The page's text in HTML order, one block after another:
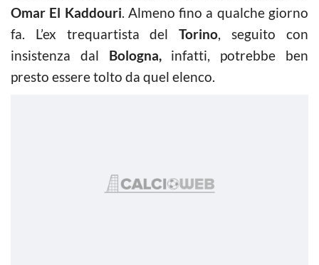
Omar El Kaddouri. Almeno fino a qualche giorno
fa. L’ex trequartista delTorino, seguito con
insistenza dal Bologna,infatti, potrebbe ben
presto essere tolto da quel elenco.